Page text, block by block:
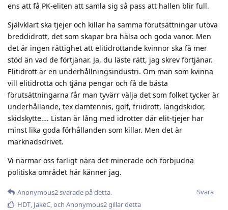
ens att få PK-eliten att samla sig så pass att hallen blir full.
Självklart ska tjejer och killar ha samma förutsättningar utöva
breddidrott, det som skapar bra hälsa och goda vanor. Men
det är ingen rättighet att elitidrottande kvinnor ska få mer
stöd än vad de förtjänar. Ja, du läste rätt, jag skrev förtjänar.
Elitidrott är en underhållningsindustri. Om man som kvinna
vill elitidrotta och tjäna pengar och få de bästa
förutsättningarna får man tyvärr välja det som folket tycker är
underhållande, tex damtennis, golf, friidrott, längdskidor,
skidskytte…. Listan är lång med idrotter där elit-tjejer har
minst lika goda förhållanden som killar. Men det är
marknadsdrivet.
Vi närmar oss farligt nära det minerade och förbjudna
politiska området här känner jag.
Svara
Anonymous2svarade på detta.
HDT, JakeC, och Anonymous2gillar detta